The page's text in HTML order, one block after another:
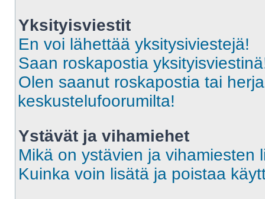
Yksityisviestit
En voi lähettää yksitysiviestejä!
Saan roskapostia
Olen saanut roskapostia tai
keskustelufoorumilta!
Ystävät ja vihamiehet
Mikä on ystävien ja vihamiesten
Kuinka voin lisätä ja poistaa